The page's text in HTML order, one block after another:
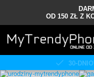
OD 150 ZŁ Z
30-